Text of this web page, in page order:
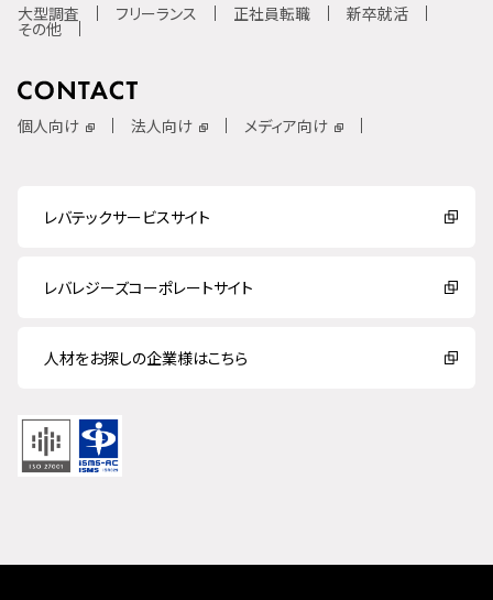
大型調査 フリーランス 正社員転職 新卒就活
その他
個人向け 法人向け メディア向け
レバテックサービスサイト
レバレジーズコーポレートサイト
人材をお探しの企業様はこちら